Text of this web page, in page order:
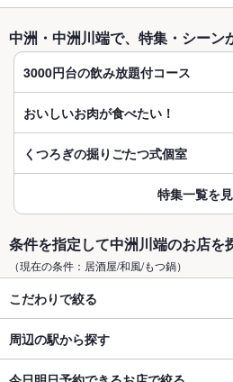
中洲・中洲川端で、特集・シーン
3000円台の飲み放題付コース
おいしいお肉が食べたい！
くつろぎの掘りごたつ式個室
特集一覧を
条件を指定して中洲川端のお店を
（現在の条件：居酒屋/和風/もつ鍋）
こだわりで絞る
周辺の駅から探す